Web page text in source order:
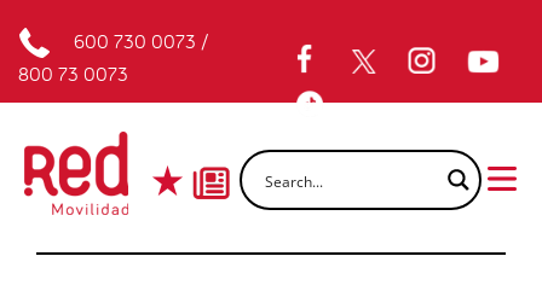
600 730 0073 /
800 73 0073